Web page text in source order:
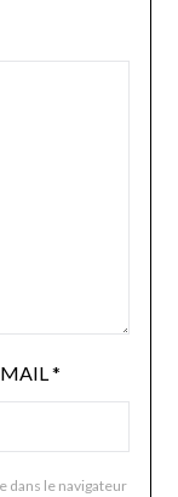
*
dans le navigateur